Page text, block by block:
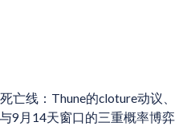
亡线：Thune的cloture动议、
9月14天窗口的三重概率博弈